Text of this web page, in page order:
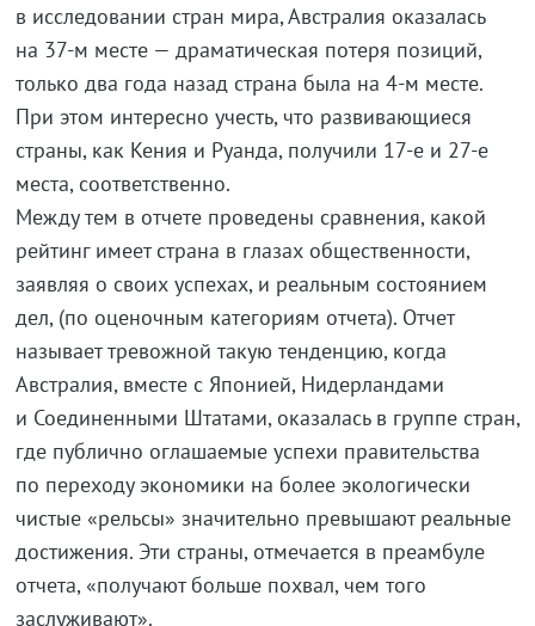
в исследовании стран мира, Австралия оказалась
на 37-м месте — драматическая потеря позиций,
только два года назад страна была на 4-м месте.
При этом интересно учесть, что развивающиеся
страны, как Кения и Руанда, получили 17-е и 27-е
места, соответственно.
Между тем в отчете проведены сравнения, какой
рейтинг имеет страна в глазах общественности,
заявляя о своих успехах, и реальным состоянием
дел, (по оценочным категориям отчета). Отчет
называет тревожной такую тенденцию, когда
Австралия, вместе с Японией, Нидерландами
и Соединенными Штатами, оказалась в группе стран,
где публично оглашаемые успехи правительства
по переходу экономики на более экологически
чистые «рельсы» значительно превышают реальные
достижения. Эти страны, отмечается в преамбуле
отчета, «получают больше похвал, чем того
заслуживают».